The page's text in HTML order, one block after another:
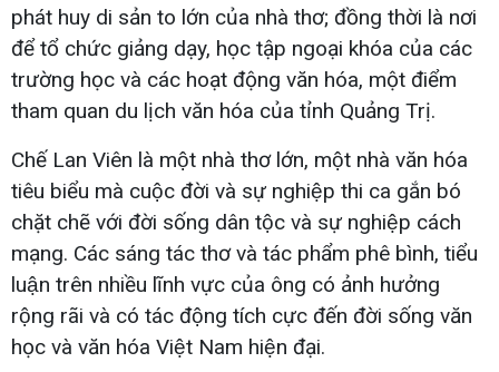
phát huy di sản to lớn của nhà thơ; đồng thời là nơi
để tổ chức giảng dạy, học tập ngoại khóa của các
trường học và các hoạt động văn hóa, một điểm
tham quan du lịch văn hóa của tỉnh Quảng Trị.
Chế Lan Viên là một nhà thơ lớn, một nhà văn hóa
tiêu biểu mà cuộc đời và sự nghiệp thi ca gắn bó
chặt chẽ với đời sống dân tộc và sự nghiệp cách
mạng. Các sáng tác thơ và tác phẩm phê bình, tiểu
luận trên nhiều lĩnh vực của ông có ảnh hưởng
rộng rãi và có tác động tích cực đến đời sống văn
học và văn hóa Việt Nam hiện đại.